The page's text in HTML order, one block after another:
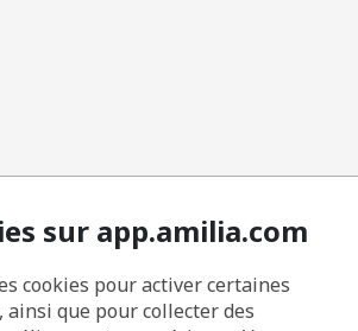
sur app.amilia.com
cookies pour activer certaines
que pour collecter des